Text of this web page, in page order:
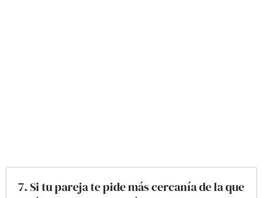
7. Si tu pareja te pide más cercanía de la que